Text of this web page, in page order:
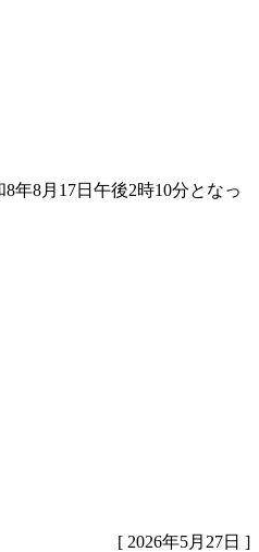
年8月17日午後2時10分となっ
[ 2026年5月27日 ]